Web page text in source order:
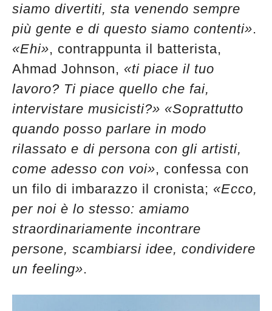
siamo divertiti, sta venendo sempre
più gente e di questo siamo contenti».
«Ehi», contrappunta il batterista,
Ahmad Johnson, «ti piace il tuo
lavoro? Ti piace quello che fai,
intervistare musicisti?» «Soprattutto
quando posso parlare in modo
rilassato e di persona con gli artisti,
come adesso con voi», confessa con
un filo di imbarazzo il cronista; «Ecco,
per noi è lo stesso: amiamo
straordinariamente incontrare
persone, scambiarsi idee, condividere
un feeling».